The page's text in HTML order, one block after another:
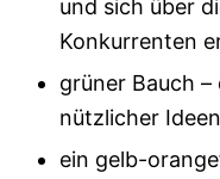
und sich über
Konkurrenten
grüner Bauch
nützlicher
ein gelb-